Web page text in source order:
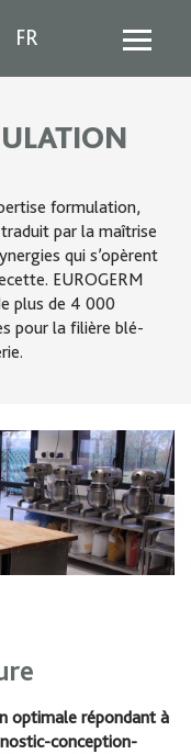
FR
formulation,
par la maîtrise
qui s’opèrent
EUROGERM
plus de 4 000
pour la filière blé-
optimale répondant à
conception-